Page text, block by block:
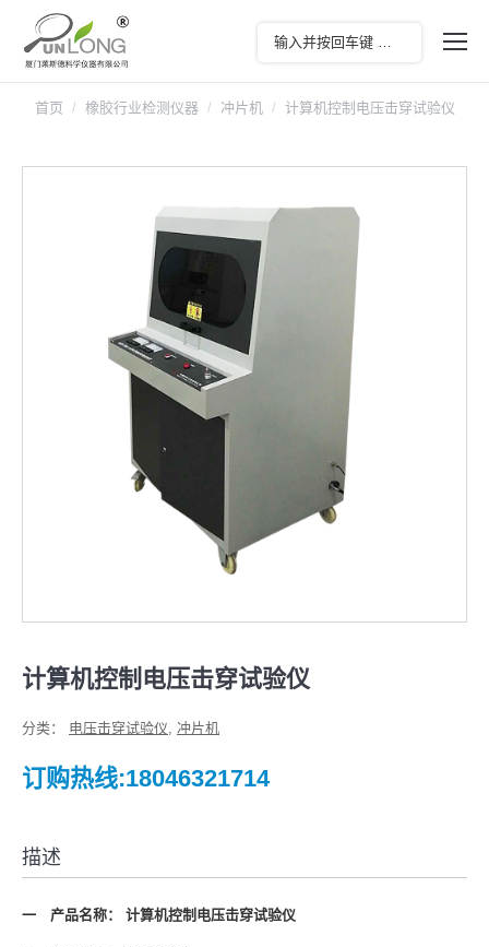
首页 橡胶行业检测仪器 冲片机 计算机控制电压击穿试验仪
计算机控制电压击穿试验仪
分类： 电压击穿试验仪, 冲片机
订购热线:18046321714
描述
一 产品名称： 计算机控制电压击穿试验仪